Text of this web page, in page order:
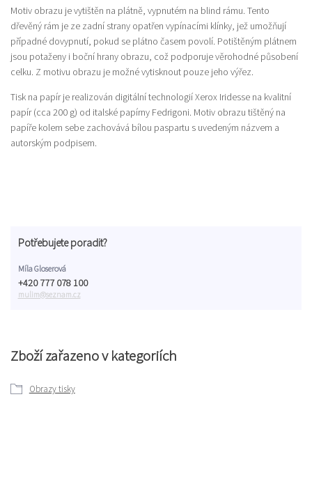
Motiv obrazu je vytištěn na plátně, vypnutém na blind rámu. Tento
dřevěný rám je ze zadní strany opatřen vypínacími klínky, jež umožňují
případné dovypnutí, pokud se plátno časem povolí. Potištěným plátnem
jsou potaženy i boční hrany obrazu, což podporuje věrohodné působení
celku. Z motivu obrazu je možné vytisknout pouze jeho výřez.
Tisk na papír je realizován digitální technologií Xerox Iridesse na kvalitní
papír (cca 200 g) od italské papírny Fedrigoni. Motiv obrazu tištěný na
papíře kolem sebe zachovává bílou paspartu s uvedeným názvem a
autorským podpisem.
Zboží zařazeno v kategoriích
Obrazy tisky
Potřebujete poradit?
Míla Gloserová
+420 777 078 100
mulim@seznam.cz